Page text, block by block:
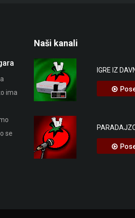
ima
se
Stop Killing Games
Ako niste čuli do sada, Stop Killing
je potrošački pokret pokrenut kako bi
uništavaju video igre koje su prodali
kupcima. Sve veći broj video igara se
prodaje efektivno kao roba, bez
navedenog datuma isteka.
Naši kanali
IGRE IZ